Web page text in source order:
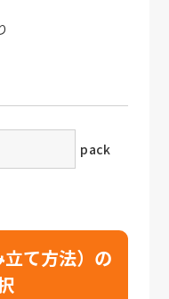
pack
て方法）の